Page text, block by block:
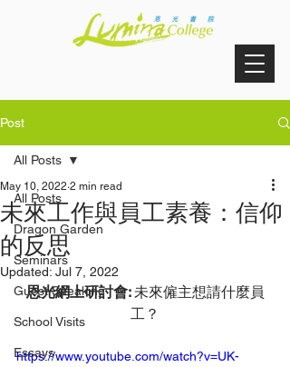
Post
All Posts
Dragon Garden
Seminars
Guest Speaking
School Visits
Essays
All Posts
未來工作與員工素養：信仰
的反思
May 10, 2022 2 min read
Updated: Jul 7, 2022
恩光網上研討會: 未來僱主想請什麼員
工？
https://www.youtube.com/watch?v=UK-